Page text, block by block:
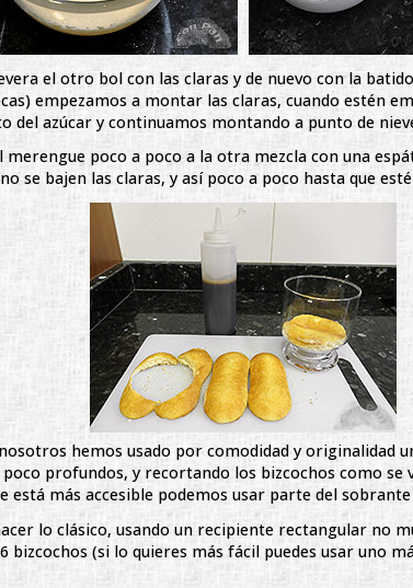
el otro bol con las claras y de nuevo con la
empezamos a montar las claras, cuando estén
del azúcar y continuamos montando a punto de
poco a poco a la otra mezcla con una
se bajen las claras, y así poco a poco hasta que
hemos usado por comodidad y originalidad
profundos, y recortando los bizcochos como se
está más accesible podemos usar parte del
lo clásico, usando un recipiente rectangular no
bizcochos (si lo quieres más fácil puedes usar uno